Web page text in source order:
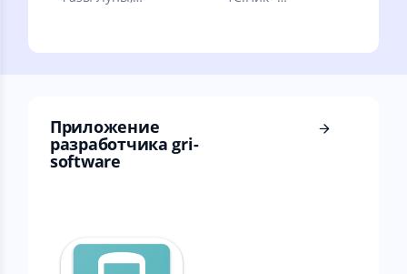
Приложение
разработчика gri-
software